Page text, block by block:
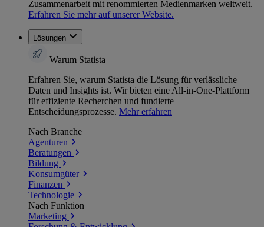
Zusammenarbeit mit renommierten Medienmarken weltweit.
Erfahren Sie mehr auf unserer Website.
Lösungen
Warum Statista
Erfahren Sie, warum Statista die Lösung für verlässliche
Daten und Insights ist. Wir bieten eine All-in-One-Plattform
für effiziente Recherchen und fundierte
Entscheidungsprozesse. Mehr erfahren
Nach Branche
Agenturen
Beratungen
Bildung
Konsumgüter
Finanzen
Technologie
Nach Funktion
Marketing